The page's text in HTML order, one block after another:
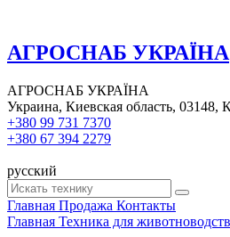
АГРОСНАБ УКРАЇНА
АГРОСНАБ УКРАЇНА
Украина, Киевская область, 03148,
+380 99 731 7370
+380 67 394 2279
русский
Главная Продажа Контакты
Главная Техника для